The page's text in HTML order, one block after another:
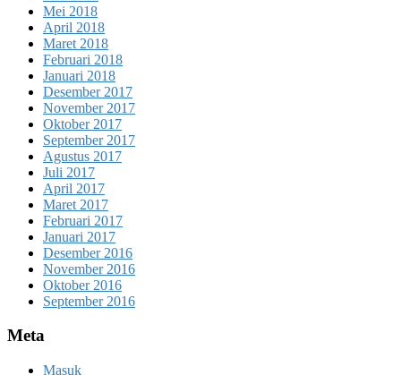
Mei 2018
April 2018
Maret 2018
Februari 2018
Januari 2018
Desember 2017
November 2017
Oktober 2017
September 2017
Agustus 2017
Juli 2017
April 2017
Maret 2017
Februari 2017
Januari 2017
Desember 2016
November 2016
Oktober 2016
September 2016
Meta
Masuk